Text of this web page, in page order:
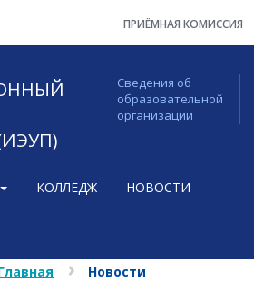
ПРИЁМНАЯ КОМИССИЯ
Сведения об
образовательной
организации
КОЛЛЕДЖ НОВОСТИ
Новости